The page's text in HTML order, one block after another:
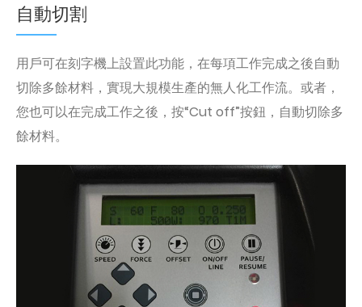
自動切割
用戶可在刻字機上設置此功能，在每項工作完成之後自動
切除多餘材料，實現大規模生產的無人化工作流。或者，
您也可以在完成工作之後，按“Cut off”按鈕，自動切除多
餘材料。